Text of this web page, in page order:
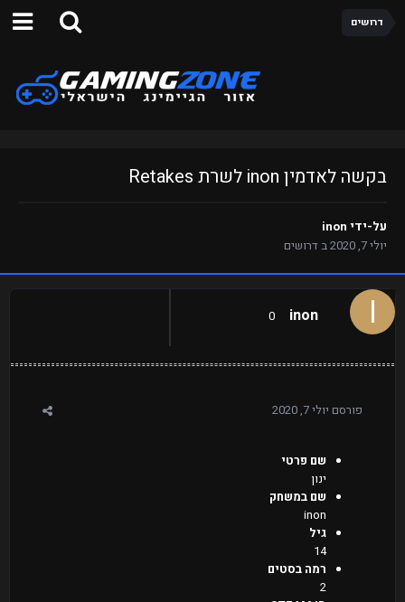
דרושים
בקשה לאדמין inon לשרת Retakes
על-ידי inon
יולי 7, 2020
בדרושים
inon
0
פורסם יולי 7, 2020
שם פרטי
ינון
שם במשחק
inon
גיל
14
רמה בסטים
2